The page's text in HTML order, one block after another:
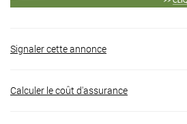
Signaler cette annonce
Calculer le coût d'assurance